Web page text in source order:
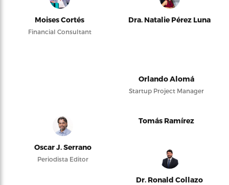
Moises Cortés
Financial Consultant
Dra. Natalie Pérez Luna
Orlando Alomá
Startup Project Manager
Oscar J. Serrano
Periodista Editor
Tomás Ramírez
Dr. Ronald Collazo